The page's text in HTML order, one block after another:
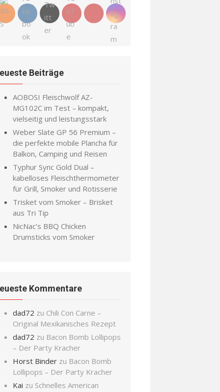
Beiträge
AOBOSI Fleischwolf AZ-
MG102C im Test – kompakt,
vielseitig und leistungsstark
Weber Slate GP 56 Premium –
die perfekte mobile Plancha für
Balkon, Camping und Reisen
Typhur Sync Gold Dual –
kabelloses Fleischthermometer
für Grill, Smoker und Rotisserie
Trisket vom Smoker – Brisket
aus Tri Tip
NicNac’s BBQ Chicken
Drumsticks vom Smoker
Kommentare
dad72 zu Chili Con Carne –
Original Mexikanisches Rezept
dad72 zu Bacon Bomb Lollipops
– Der Party Kracher
Horst Binder zu Bacon Bomb
Lollipops – Der Party Kracher
Kai zu Schnelles American